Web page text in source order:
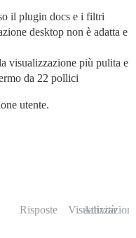
il plugin docs e i filtri
desktop non è adatta e
visualizzazione più pulita e
da 22 pollici
utente.
Risposte Visualizzazioni
Attività